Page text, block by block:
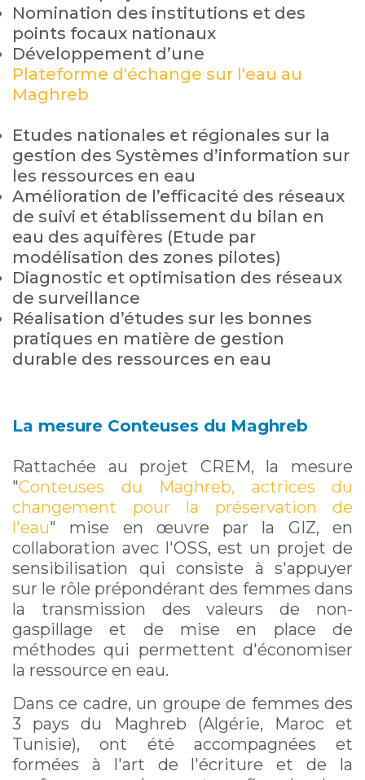
Nomination des institutions et des
points focaux nationaux
Développement d’une
Plateforme d'échange sur l'eau au
Maghreb
Etudes nationales et régionales sur la
gestion des Systèmes d’information sur
les ressources en eau
Amélioration de l’efficacité des réseaux
de suivi et établissement du bilan en
eau des aquifères (Etude par
modélisation des zones pilotes)
Diagnostic et optimisation des réseaux
de surveillance
Réalisation d’études sur les bonnes
pratiques en matière de gestion
durable des ressources en eau
La mesure Conteuses du Maghreb
Rattachée au projet CREM, la mesure
"Conteuses du Maghreb, actrices du
changement pour la préservation de
l'eau" mise en œuvre par la GIZ, en
collaboration avec l'OSS, est un projet de
sensibilisation qui consiste à s'appuyer
sur le rôle prépondérant des femmes dans
la transmission des valeurs de non-
gaspillage et de mise en place de
méthodes qui permettent d'économiser
la ressource en eau.
Dans ce cadre, un groupe de femmes des
3 pays du Maghreb (Algérie, Maroc et
Tunisie), ont été accompagnées et
formées à l'art de l'écriture et de la